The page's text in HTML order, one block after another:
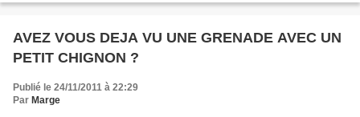
AVEZ VOUS DEJA VU UNE GRENADE AVEC UN
PETIT CHIGNON ?
Publié le 24/11/2011 à 22:29
Par Marge